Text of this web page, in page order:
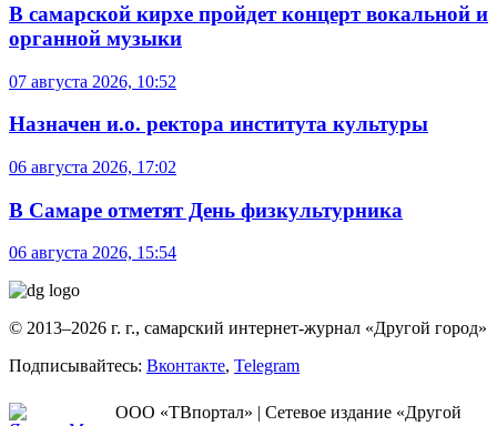
В самарской кирхе пройдет концерт вокальной и
органной музыки
07 августа 2026, 10:52
Назначен и.о. ректора института культуры
06 августа 2026, 17:02
В Самаре отметят День физкультурника
06 августа 2026, 15:54
© 2013–2026 г. г., самарский интернет-журнал «Другой город»
Подписывайтесь: Вконтакте, Telegram
ООО «ТВпортал» | Сетевое издание «Другой